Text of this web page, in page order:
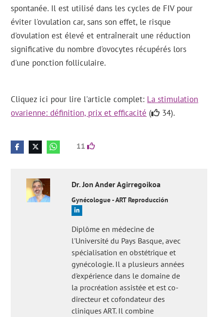
spontanée. Il est utilisé dans les cycles de FIV pour
éviter l'ovulation car, sans son effet, le risque
d'ovulation est élevé et entraînerait une réduction
significative du nombre d'ovocytes récupérés lors
d'une ponction folliculaire.
Cliquez ici pour lire l'article complet: La stimulation
ovarienne: définition, prix et efficacité ( 34).
11
Dr. Jon AnderAgirregoikoa
Gynécologue - ART Reproducción
Diplôme en médecine de
l'Université du Pays Basque, avec
spécialisation en obstétrique et
gynécologie. Il a plusieurs années
d'expérience dans le domaine de
la procréation assistée et est co-
directeur et cofondateur des
cliniques ART. Il combine